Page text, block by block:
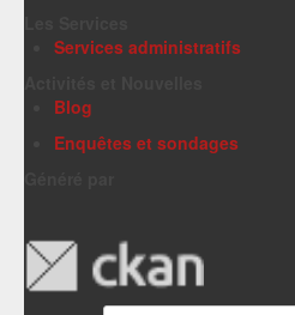
Services administratifs
Blog
Enquêtes et sondages